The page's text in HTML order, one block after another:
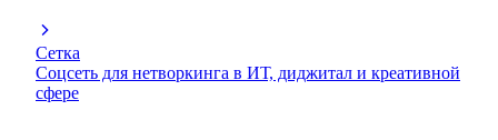
Сетка
Соцсеть для нетворкинга в ИТ, диджитал и креативной
сфере